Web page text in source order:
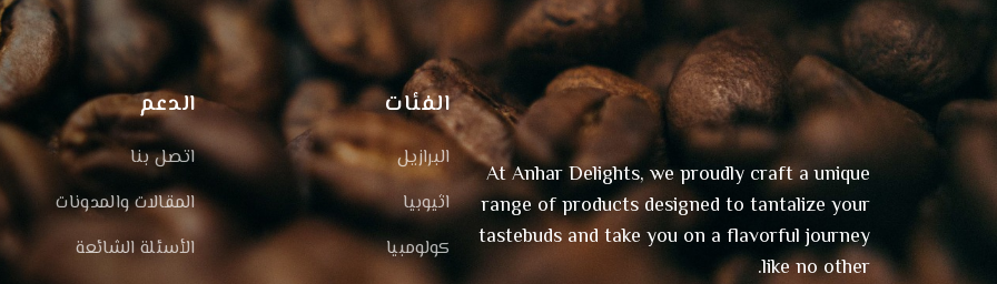
At Anhar Delights, we proudly craft a unique
range of products designed to tantalize your
tastebuds and take you on a flavorful journey
like no other.
الفئات
البرازيل
اثيوبيا
كولومبيا
الدعم
اتصل بنا
المقالات والمدونات
الأسئلة الشائعة